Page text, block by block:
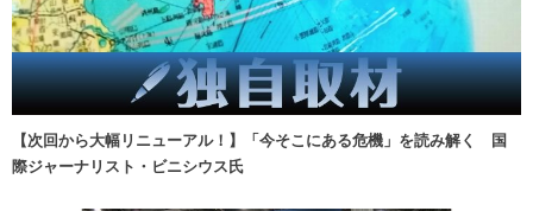
【次回から大幅リニューアル！】「今そこにある危機」を読み解く 国
際ジャーナリスト・ビニシウス氏